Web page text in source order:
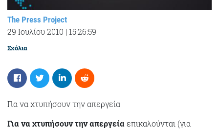
The Press Project
29 Ιουλίου 2010 | 15:26:59
Σχόλια
Για να χτυπήσουν την απεργεία
Για να χτυπήσουν την απεργεία επικαλούνται (για